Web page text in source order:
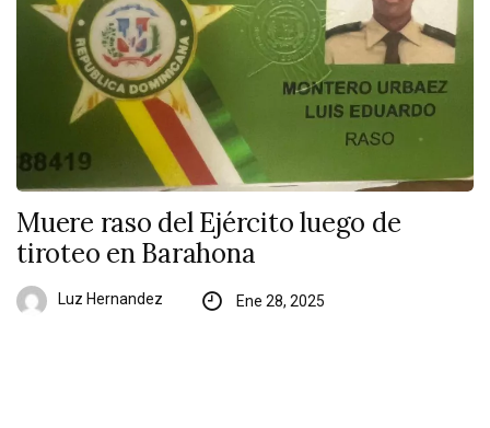
Muere raso del Ejército luego de
tiroteo en Barahona
Luz Hernandez Ene 28, 2025